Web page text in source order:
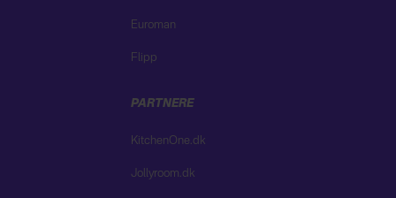
Euroman
Flipp
PARTNERE
KitchenOne.dk
Jollyroom.dk